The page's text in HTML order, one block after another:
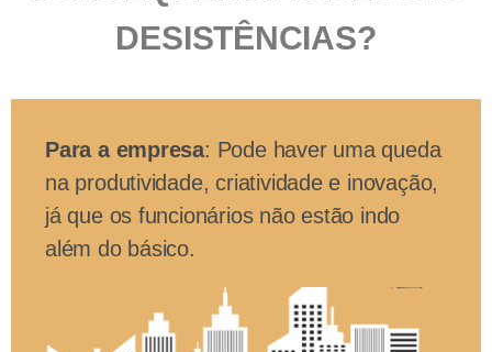
DESISTÊNCIAS?
Para a empresa: Pode haver uma queda
na produtividade, criatividade e inovação,
já que os funcionários não estão indo
além do básico.